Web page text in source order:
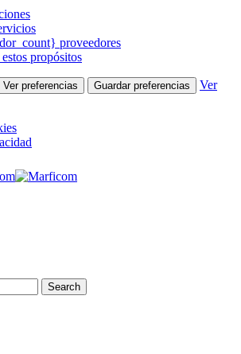
proveedores
propósitos
Ver preferencias Guardar preferencias
Ver